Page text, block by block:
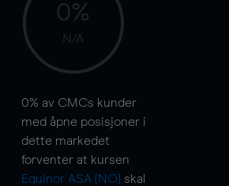
0%
N/A
0% av CMCs kunder
med åpne posisjoner i
dette markedet
forventer at kursen
Equinor ASA (NO) skal